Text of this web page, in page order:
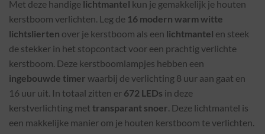
was:
€ 27,45.
is:
€ 18,49.
Met deze handige lichtmantel kun je gemakkelijk je houten
kerstboom verlichten. Leg de 16 modern warm witte
lichtslierten over je kerstboom als een lichtmantel en steek
de stekker in het stopcontact voor een prachtig verlichte
kerstboom. Deze kerstboomlampjes hebben een
ingebouwde timer waarbij de verlichting 8 uur aan gaat en
16 uur uit. In totaal zitten er 672 LEDs in deze
kerstverlichting met transparant snoer. Deze lichtmantel is
een makkelijke manier om je houten kerstboom te verlichten.